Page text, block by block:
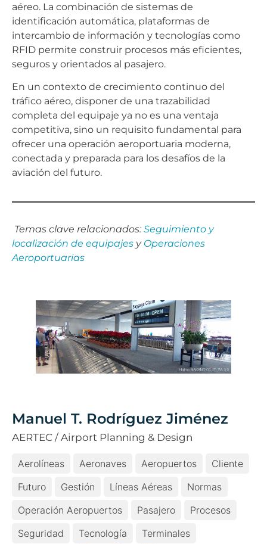
aéreo. La combinación de sistemas de
identificación automática, plataformas de
intercambio de información y tecnologías como
RFID permite construir procesos más eficientes,
seguros y orientados al pasajero.
En un contexto de crecimiento continuo del
tráfico aéreo, disponer de una trazabilidad
completa del equipaje ya no es una ventaja
competitiva, sino un requisito fundamental para
ofrecer una operación aeroportuaria moderna,
conectada y preparada para los desafíos de la
aviación del futuro.
Temas clave relacionados: Seguimiento y
localización de equipajes y Operaciones
Aeroportuarias
Manuel T. Rodríguez Jiménez
AERTEC / Airport Planning & Design
Aerolíneas Aeronaves Aeropuertos
Cliente
Futuro
Gestión Líneas Aéreas
Normas
Operación Aeropuertos
Pasajero
Procesos
Seguridad
Tecnología Terminales